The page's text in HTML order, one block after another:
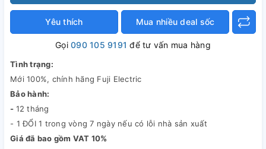
Yêu thích Mua nhiều deal sốc
Gọi090 105 9191 để tư vấn mua hàng
Tình trạng:
Mới 100%, chính hãng Fuji Electric
Bảo hành:
- 12 tháng
- 1 ĐỔI 1 trong vòng 7 ngày nếu có lỗi nhà sản xuất
Giá đã bao gồm VAT 10%